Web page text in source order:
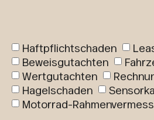
Haftpflichtschaden
Beweisgutachten
Wertgutachten
Hagelschaden
Motorrad-